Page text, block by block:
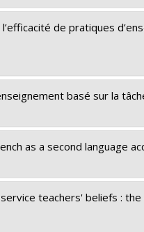
de pratiques
basé sur la
as a second language
teachers' beliefs :